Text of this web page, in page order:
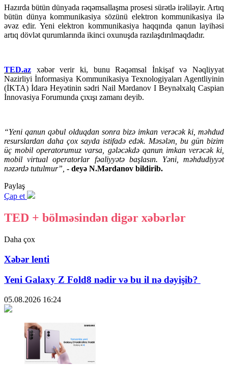
Hazırda bütün dünyada rəqəmsallaşma prosesi sürətlə irəliləyir. Artıq
bütün dünya kommunikasiya sözünü elektron kommunikasiya ilə
əvəz edir. Yeni elektron kommunikasiya haqqında qanun layihəsi
artıq dövlət qurumlarında ikinci oxunuşda razılaşdırılmaqdadır.
TED.az xəbər verir ki, bunu Rəqəmsal İnkişaf və Nəqliyyat
Nazirliyi İnformasiya Kommunikasiya Texnologiyaları Agentliyinin
(İKTA) İdarə Heyətinin sədri Nail Mərdanov I Beynəlxalq Caspian
İnnovasiya Forumunda çıxışı zamanı deyib.
“Yeni qanun qəbul olduqdan sonra bizə imkan verəcək ki, məhdud
resurslardan daha çox sayda istifadə edək. Məsələn, bu gün bizim
üç mobil operatorumuz varsa, gələcəkdə qanun imkan verəcək ki,
mobil virtual operatorlar fəaliyyətə başlasın. Yəni, məhdudiyyət
nəzərdə tutulmur”, - deyə N.Mərdanov bildirib.
Paylaş
Çap et
TED + bölməsindən digər xəbərlər
Daha çox
Xəbər lenti
Yeni Galaxy Z Fold8 nədir və bu il nə dəyişib?
05.08.2026 16:24